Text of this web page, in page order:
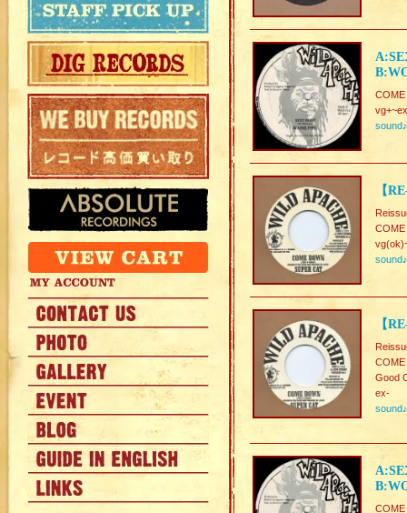
COME
sound♪
【
sound♪
【
Good
ex-
sound♪
COME